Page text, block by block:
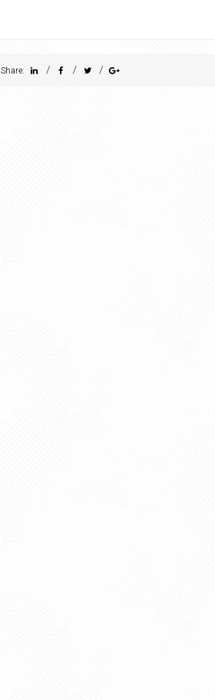
Share: / / /